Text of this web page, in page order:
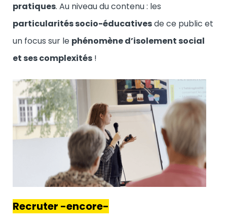
pratiques. Au niveau du contenu : les
particularités socio-éducativesde ce public et
un focus sur le phénomène d’isolement social
et ses complexités !
Recruter -encore-